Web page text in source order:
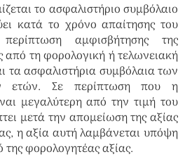
το ασφαλιστήριο συμβόλαιο
κατά το χρόνο απαίτησης του
αμφισβήτησης της
από τη φορολογική ή τελωνειακή
τα ασφαλιστήρια συμβόλαια των
ετών. Σε περίπτωση που η
μεγαλύτερη από την τιμή του
μετά την απομείωση της αξίας
η αξία αυτή λαμβάνεται υπόψη
της φορολογητέας αξίας.